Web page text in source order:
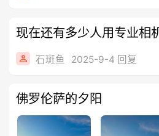
现在还有多少人用专业相
石斑鱼 2025-9-4 回复
佛罗伦萨的夕阳